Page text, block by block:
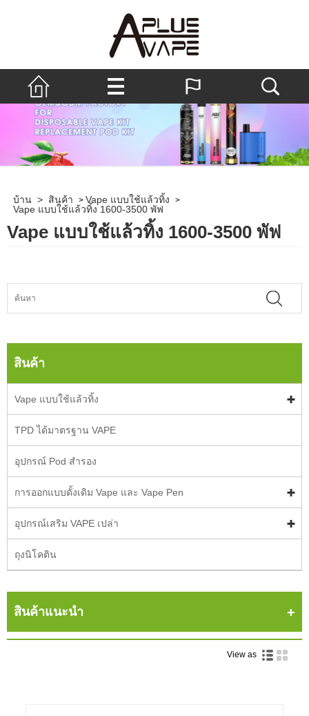
บ้าน > สินค้า > Vape แบบใช้แล้วทิ้ง >
Vape แบบใช้แล้วทิ้ง 1600-3500 พัฟ
Vape แบบใช้แล้วทิ้ง 1600-3500 พัฟ
สินค้า
Vape แบบใช้แล้วทิ้ง
TPD ได้มาตรฐาน VAPE
อุปกรณ์ Pod สำรอง
การออกแบบดั้งเดิม Vape และ Vape Pen
อุปกรณ์เสริม VAPE เปล่า
ถุงนิโคติน
สินค้าแนะนำ
View as